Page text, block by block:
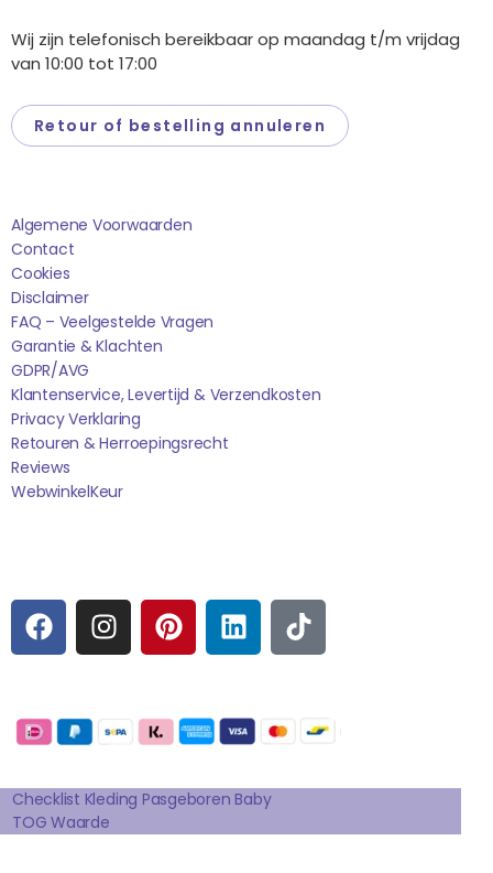
Wij zijn telefonisch bereikbaar op maandag t/m vrijdag
van 10:00 tot 17:00
Retour of bestelling annuleren
Algemene Voorwaarden
Contact
Cookies
Disclaimer
FAQ – Veelgestelde Vragen
Garantie & Klachten
GDPR/AVG
Klantenservice, Levertijd & Verzendkosten
Privacy Verklaring
Retouren & Herroepingsrecht
Reviews
WebwinkelKEur
F
A
C
B
O
K
I
N
S
A
A
M
P
I
N
E
R
S
T
L
I
N
E
D
N
T
I
K
O
K
Checklist Kleding Pasgeboren Baby
TOG Waarde